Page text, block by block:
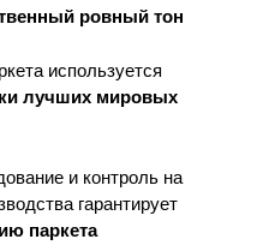
ровный тон
используется
лучших мировых
и контроль на
гарантирует
паркета